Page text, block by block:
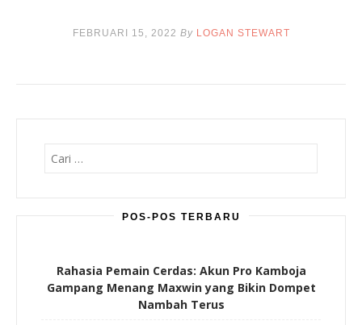
FEBRUARI 15, 2022 By LOGAN STEWART
Cari
POS-POS TERBARU
Rahasia Pemain Cerdas: Akun Pro Kamboja
Gampang Menang Maxwin yang Bikin Dompet
Nambah Terus